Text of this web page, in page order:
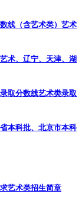
线（含艺术类） 艺术
术、辽宁、天津、湖
取分数线艺术类录取
本科批、北京市本科
艺术类招生简章